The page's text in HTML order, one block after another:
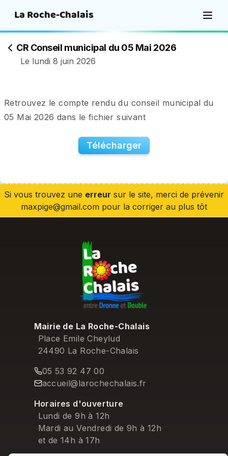
La Roche-Chalais
CR Conseil municipal du 05 Mai 2026
Le lundi 8 juin 2026
Retrouvez le compte rendu du conseil municipal du
05 Mai 2026 dans le fichier suivant
Télécharger
Si vous trouvez une erreur sur le site, merci de prévenir
maxpige@gmail.com pour la corriger au plus tôt
Mairie de La Roche-Chalais
Place Emile Cheylud
24490 La Roche-Chalais
05 53 92 47 00
accueil@larochechalais.fr
Horaires d'ouverture
Lundi de 9h à 12h
Mardi au Vendredi de 9h à 12h
et de 14h à 17h